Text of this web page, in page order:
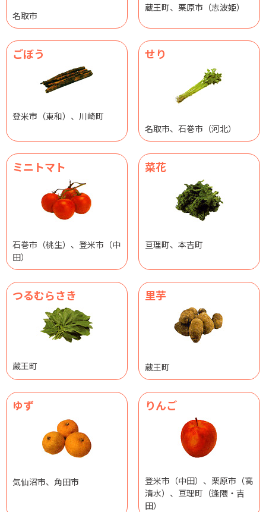
名取市
蔵王町、栗原市（志波姫）
ごぼう
登米市（東和）、川崎町
せり
名取市、石巻市（河北）
ミニトマト
石巻市（桃生）、登米市（中
田）
菜花
亘理町、本吉町
つるむらさき
蔵王町
里芋
蔵王町
ゆず
気仙沼市、角田市
りんご
登米市（中田）、栗原市（高
清水）、亘理町（逢隈・吉
田）